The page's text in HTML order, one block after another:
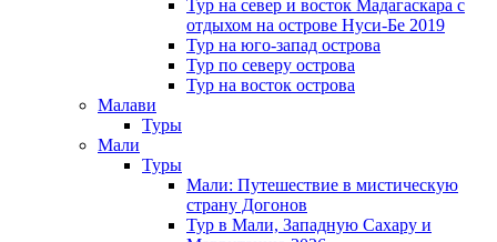
Тур на север и восток Мадагаскара с
отдыхом на острове Нуси-Бе 2019
Тур на юго-запад острова
Тур по северу острова
Тур на восток острова
Малави
Туры
Мали
Туры
Мали: Путешествие в мистическую
страну Догонов
Тур в Мали, Западную Сахару и